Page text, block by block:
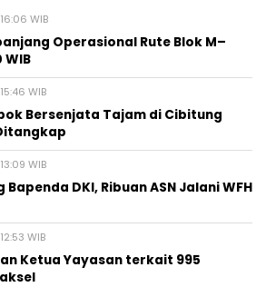
WIB
Operasional Rute Blok M–
WIB
Bersenjata Tajam di Cibitung
WIB
DKI, Ribuan ASN Jalani WFH
WIB
Ketua Yayasan terkait 995